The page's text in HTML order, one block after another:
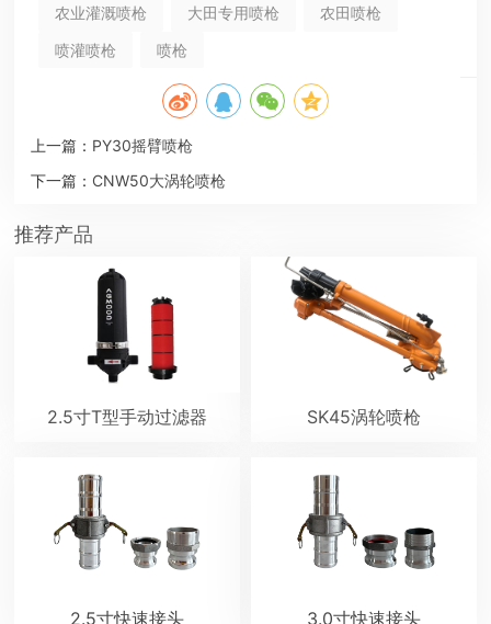
农业灌溉喷枪
大田专用喷枪
农田喷枪
喷灌喷枪
喷枪
上一篇： PY30摇臂喷枪
下一篇： CNW50大涡轮喷枪
推荐产品
2.5寸T型手动过滤器 SK45涡轮喷枪
2.5寸快速接头 3.0寸快速接头